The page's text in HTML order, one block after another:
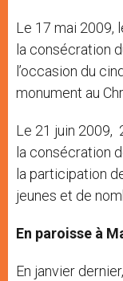
Le 17 mai 2009,
la consécration
l’occasion du
monument au
Le 21 juin 2009,
la consécration
la participation
jeunes et de
En paroisse à
En janvier